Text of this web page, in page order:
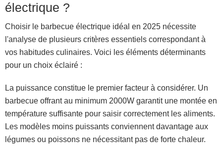
électrique ?
Choisir le barbecue électrique idéal en 2025 nécessite
l'analyse de plusieurs critères essentiels correspondant à
vos habitudes culinaires. Voici les éléments déterminants
pour un choix éclairé :
La puissance constitue le premier facteur à considérer. Un
barbecue offrant au minimum 2000W garantit une montée en
température suffisante pour saisir correctement les aliments.
Les modèles moins puissants conviennent davantage aux
légumes ou poissons ne nécessitant pas de forte chaleur.